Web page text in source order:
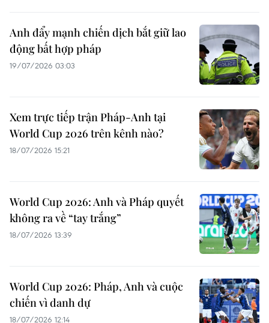
Anh đẩy mạnh chiến dịch bắt giữ lao
động bất hợp pháp
19/07/2026 03:03
Xem trực tiếp trận Pháp-Anh tại
World Cup 2026 trên kênh nào?
18/07/2026 15:21
World Cup 2026: Anh và Pháp quyết
không ra về “tay trắng”
18/07/2026 13:39
World Cup 2026: Pháp, Anh và cuộc
chiến vì danh dự
18/07/2026 12:14